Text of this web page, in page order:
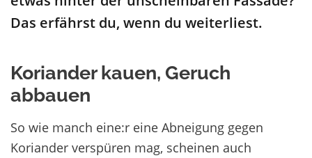
Das erfährst du, wenn du weiterliest.
Koriander kauen, Geruch
abbauen
So wie manch eine:r eine Abneigung gegen
Koriander verspüren mag, scheinen auch